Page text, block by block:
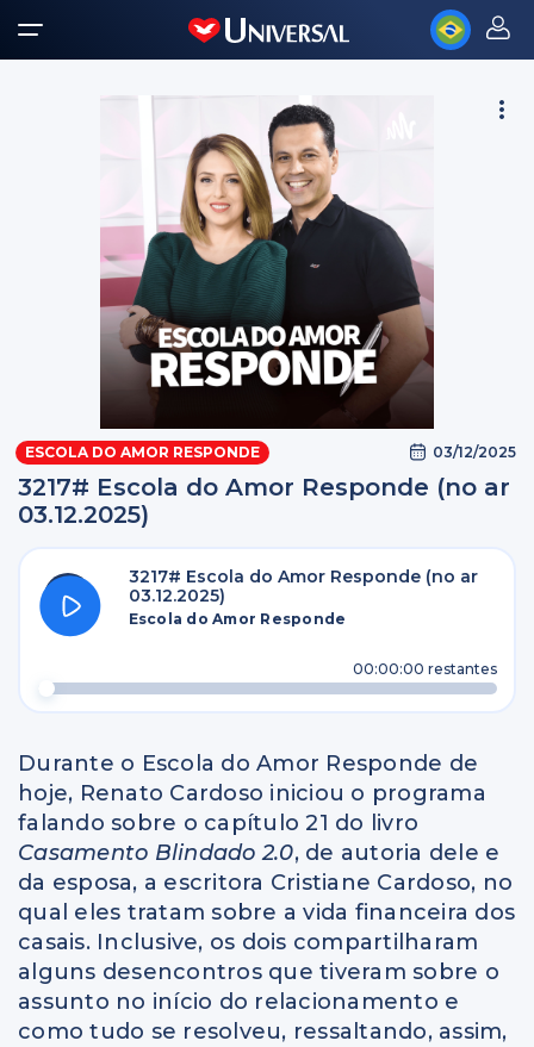
ESCOLA DO AMOR RESPONDE 03/12/2025
3217# Escola do Amor Responde (no ar
03.12.2025)
3217# Escola do Amor Responde (no ar
03.12.2025)
Escola do Amor Responde
00:00:00 restantes
Durante o Escola do Amor Responde de
hoje, Renato Cardoso iniciou o programa
falando sobre o capítulo 21 do livro
Casamento Blindado 2.0, de autoria dele e
da esposa, a escritora Cristiane Cardoso, no
qual eles tratam sobre a vida financeira dos
casais. Inclusive, os dois compartilharam
alguns desencontros que tiveram sobre o
assunto no início do relacionamento e
como tudo se resolveu, ressaltando, assim,